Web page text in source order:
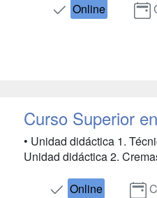
Online
Curso Superior
• Unidad didáctica 1.
Unidad didáctica 2.
Online